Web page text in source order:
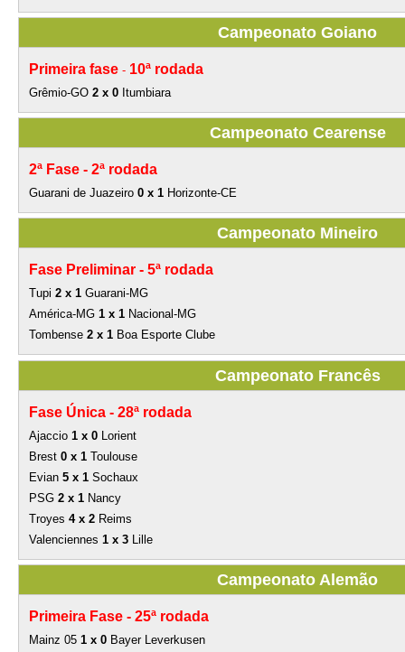
Campeonato Goiano
Primeira fase- 10ª rodada
Grêmio-GO 2 x 0 Itumbiara
Campeonato Cearense
2ª Fase - 2ª rodada
Guarani de Juazeiro0 x 1Horizonte-CE
Campeonato Mineiro
Fase Preliminar - 5ª rodada
Tupi 2 x 1Guarani-MG
América-MG 1 x 1Nacional-MG
Tombense 2 x 1Boa Esporte Clube
Campeonato Francês
Fase Única - 28ª rodada
Ajaccio1 x 0 Lorient
Brest 0 x 1Toulouse
Evian 5 x 1 Sochaux
PSG 2 x 1Nancy
Troyes 4 x 2 Reims
Valenciennes 1 x 3Lille
Campeonato Alemão
Primeira Fase - 25ª rodada
Mainz 05 1 x 0Bayer Leverkusen